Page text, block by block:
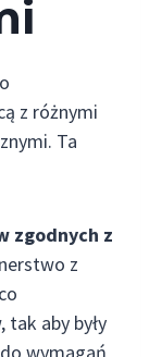
z różnymi
Ta
zgodnych z
z
aby były
wymagań